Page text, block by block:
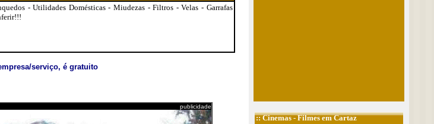
- Utilidades Domésticas - Miudezas - Filtros - Velas - Garrafas
serviço, é gratuito
publicidade
::Cinemas- Filmes em Cartaz